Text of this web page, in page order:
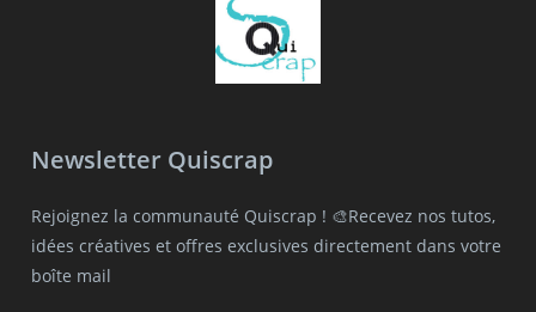
Newsletter Quiscrap
Rejoignez la communauté Quiscrap ! 🎨Recevez nos tutos,
idées créatives et offres exclusives directement dans votre
boîte mail